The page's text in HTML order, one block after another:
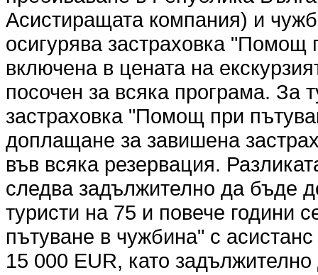
Асистиращата компания) и
осигурява застраховка "Помощ
включена в цената на
посочен за всяка програма. За
застраховка "Помощ при
доплащане за завишена
във всяка резервация.
следва задължително да бъде
туристи на 75 и повече години
пътуване в чужбина" с
15 000 EUR, като